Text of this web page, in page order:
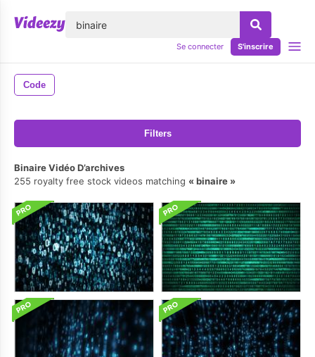
Se connecter S'inscrire
Code
Filters
Binaire Vidéo D’archives
255 royalty free stock videos matching
binaire